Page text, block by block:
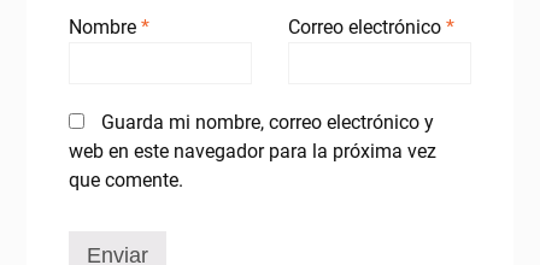
Nombre * Correo electrónico *
Guarda mi nombre, correo electrónico y
web en este navegador para la próxima vez
que comente.